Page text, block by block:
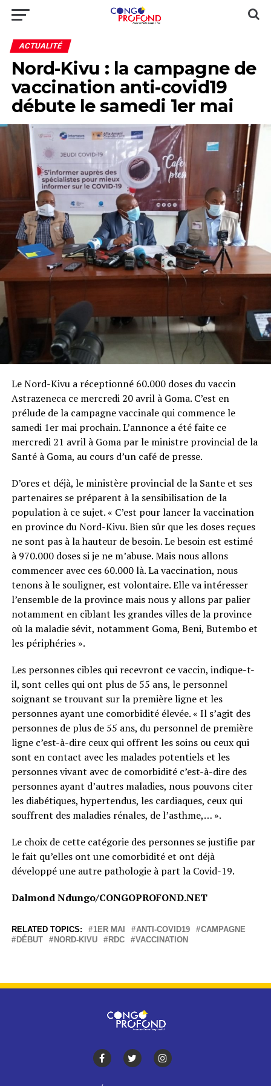
ACTUALITÉ
Nord-Kivu : la campagne de
vaccination anti-covid19
débute le samedi 1er mai
Le Nord-Kivu a réceptionné 60.000 doses du vaccin
Astrazeneca ce mercredi 20 avril à Goma. C’est en
prélude de la campagne vaccinale qui commence le
samedi 1er mai prochain. L’annonce a été faite ce
mercredi 21 avril à Goma par le ministre provincial de la
Santé à Goma, au cours d’un café de presse.
D’ores et déjà, le ministère provincial de la Sante et ses
partenaires se préparent à la sensibilisation de la
population à ce sujet. « C’est pour lancer la vaccination
en province du Nord-Kivu. Bien sûr que les doses reçues
ne sont pas à la hauteur de besoin. Le besoin est estimé
à 970.000 doses si je ne m’abuse. Mais nous allons
commencer avec ces 60.000 là. La vaccination, nous
tenons à le souligner, est volontaire. Elle va intéresser
l’ensemble de la province mais nous y allons par palier
notamment en ciblant les grandes villes de la province
où la maladie sévit, notamment Goma, Beni, Butembo et
les périphéries ».
Les personnes cibles qui recevront ce vaccin, indique-t-
il, sont celles qui ont plus de 55 ans, le personnel
soignant se trouvant sur la première ligne et les
personnes ayant une comorbidité élevée. « Il s’agit des
personnes de plus de 55 ans, du personnel de première
ligne c’est-à-dire ceux qui offrent les soins ou ceux qui
sont en contact avec les malades potentiels et les
personnes vivant avec de comorbidité c’est-à-dire des
personnes ayant d’autres maladies, nous pouvons citer
les diabétiques, hypertendus, les cardiaques, ceux qui
souffrent des maladies rénales, de l’asthme,… ».
Le choix de cette catégorie des personnes se justifie par
le fait qu’elles ont une comorbidité et ont déjà
développé une autre pathologie à part la Covid-19.
Dalmond Ndungo/CONGOPROFOND.NET
RELATED TOPICS: 1ER MAI ANTI-COVID19
CAMPAGNE
DÉBUT
NORD-KIVU RDC VACCINATION